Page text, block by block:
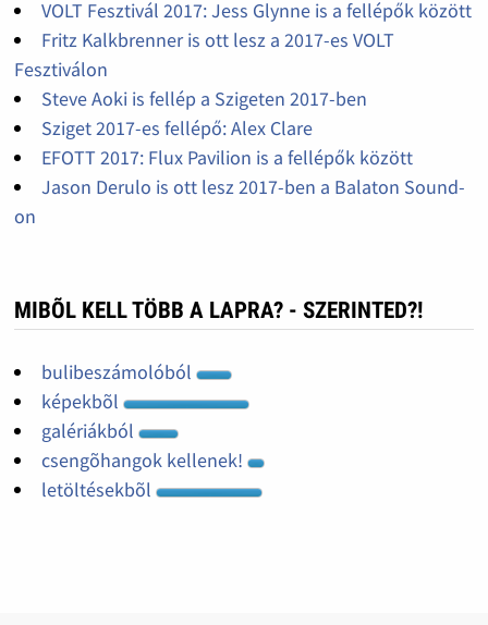
VOLT Fesztivál 2017: Jess Glynne is a fellépők között
Fritz Kalkbrenner is ott lesz a 2017-es VOLT
Fesztiválon
Steve Aoki is fellép a Szigeten 2017-ben
Sziget 2017-es fellépő: Alex Clare
EFOTT 2017: Flux Pavilion is a fellépők között
Jason Derulo is ott lesz 2017-ben a Balaton Sound-
on
MIBÕL KELL TÖBB A LAPRA? - SZERINTED?!
bulibeszámolóból
képekbõl
galériákból
csengõhangok kellenek!
letöltésekbõl